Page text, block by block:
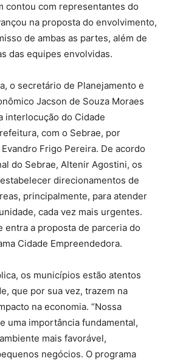
contou com representantes do
na proposta do envolvimento,
de ambas as partes, além de
das equipes envolvidas.
o secretário de Planejamento e
Jacson de Souza Moraes
interlocução do Cidade
com o Sebrae, por
Frigo Pereira. De acordo
do Sebrae, Altenir Agostini, os
direcionamentos de
principalmente, para atender
cada vez mais urgentes.
entra a proposta de parceria do
Cidade Empreendedora.
os municípios estão atentos
que por sua vez, trazem na
na economia. “Nossa
uma importância fundamental,
mais favorável,
negócios. O programa